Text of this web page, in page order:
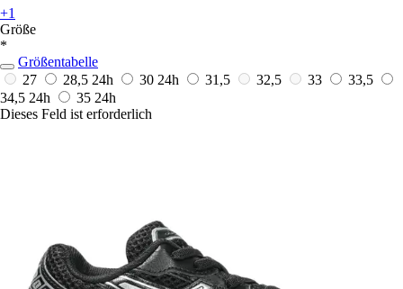
+1
Größe
*
Größentabelle
27
28,5 24h 30 24h 31,5 32,5 33
33,5
34,5 24h 35 24h
Dieses Feld ist erforderlich